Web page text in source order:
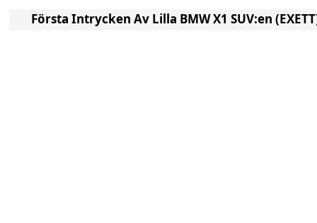
Första Intrycken Av Lilla BMW X1 SUV:en